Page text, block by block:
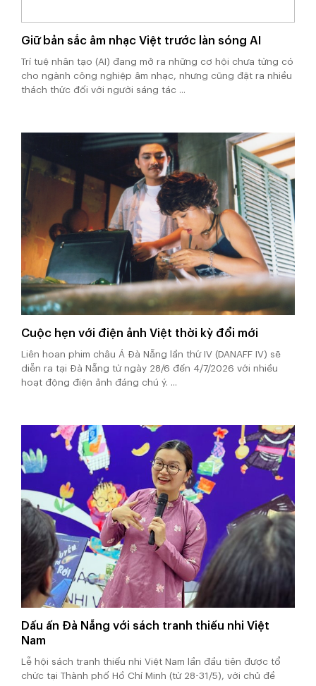
Giữ bản sắc âm nhạc Việt trước làn sóng AI
Trí tuệ nhân tạo (AI) đang mở ra những cơ hội chưa từng có
cho ngành công nghiệp âm nhạc, nhưng cũng đặt ra nhiều
thách thức đối với người sáng tác ...
Cuộc hẹn với điện ảnh Việt thời kỳ đổi mới
Liên hoan phim châu Á Đà Nẵng lần thứ IV (DANAFF IV) sẽ
diễn ra tại Đà Nẵng từ ngày 28/6 đến 4/7/2026 với nhiều
hoạt động điện ảnh đáng chú ý. ...
Dấu ấn Đà Nẵng với sách tranh thiếu nhi Việt
Nam
Lễ hội sách tranh thiếu nhi Việt Nam lần đầu tiên được tổ
chức tại Thành phố Hồ Chí Minh (từ 28-31/5), với chủ đề